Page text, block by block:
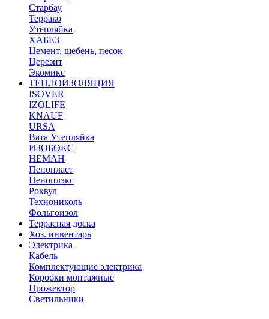
Старбау
Террако
Утепляйка
ХАБЕЗ
Цемент, щебень, песок
Церезит
Экомикс
ТЕПЛОИЗОЛЯЦИЯ
ISOVER
IZOLIFE
KNAUF
URSA
Вата Утепляйка
ИЗОБОКС
НЕМАН
Пенопласт
Пеноплэкс
Роквул
Технониколь
Фольгоизол
Террасная доска
Хоз. инвентарь
Электрика
Кабель
Комплектующие электрика
Коробки монтажные
Прожектор
Светильники